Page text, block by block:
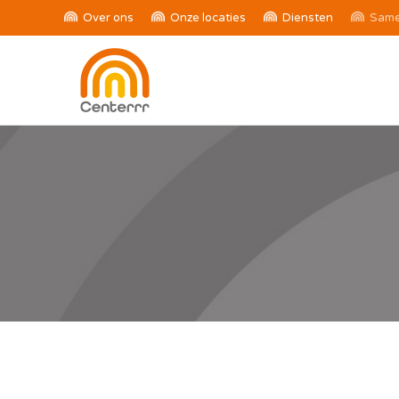
Over ons Onze locaties Diensten